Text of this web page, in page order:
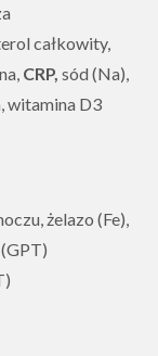
całkowity,
CRP, sód (Na),
witamina D3
żelazo (Fe),
(GPT)